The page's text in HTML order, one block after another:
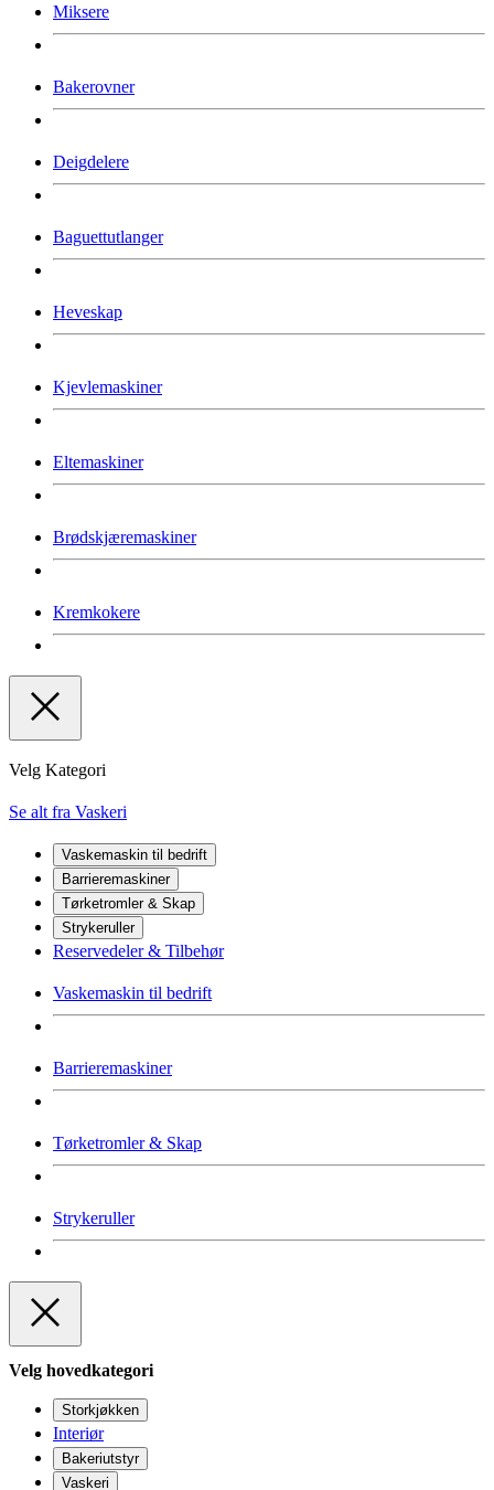
Miksere
Bakerovner
Deigdelere
Baguettutlanger
Heveskap
Kjevlemaskiner
Eltemaskiner
Brødskjæremaskiner
Kremkokere
Velg Kategori
Se alt fra Vaskeri
Vaskemaskin til bedrift
Barrieremaskiner
Tørketromler & Skap
Strykeruller
Reservedeler & Tilbehør
Vaskemaskin til bedrift
Barrieremaskiner
Tørketromler & Skap
Strykeruller
Velg hovedkategori
Storkjøkken
Interiør
Bakeriutstyr
Vaskeri